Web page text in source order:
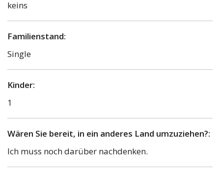
keins
Familienstand:
Single
Kinder:
1
Wären Sie bereit, in ein anderes Land umzuziehen?:
Ich muss noch darüber nachdenken.